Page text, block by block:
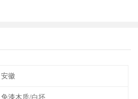
安徽
免漆木质/白坯